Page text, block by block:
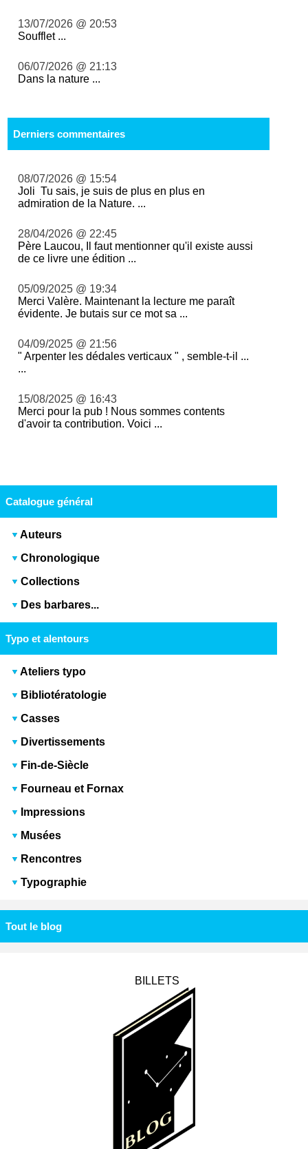
13/07/2026 @ 20:53
Soufflet ...
06/07/2026 @ 21:13
Dans la nature ...
Derniers commentaires
08/07/2026 @ 15:54
Joli Tu sais, je suis de plus en plus en
admiration de la Nature. ...
28/04/2026 @ 22:45
Père Laucou, Il faut mentionner qu'il existe aussi
de ce livre une édition ...
05/09/2025 @ 19:34
Merci Valère. Maintenant la lecture me paraît
évidente. Je butais sur ce mot sa ...
04/09/2025 @ 21:56
" Arpenter les dédales verticaux " , semble-t-il ...
...
15/08/2025 @ 16:43
Merci pour la pub ! Nous sommes contents
d'avoir ta contribution. Voici ...
Catalogue général
Auteurs
Chronologique
Collections
Des barbares...
Typo et alentours
Ateliers typo
Bibliotératologie
Casses
Divertissements
Fin-de-Siècle
Fourneau et Fornax
Impressions
Musées
Rencontres
Typographie
Tout le blog
BILLETS